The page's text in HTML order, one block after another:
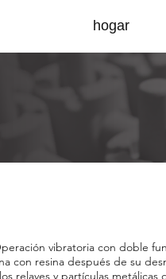
hogar
vibratoria con doble
con resina después de su
relaves y partículas metálicas